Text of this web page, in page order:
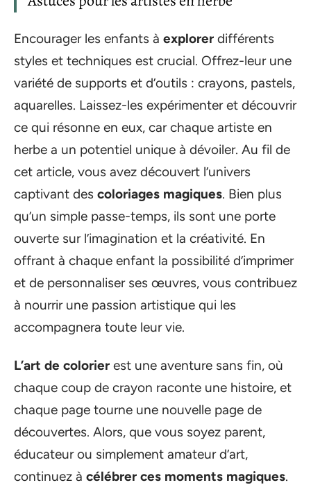
Encourager les enfants à explorer différents
styles et techniques est crucial. Offrez-leur une
variété de supports et d’outils : crayons, pastels,
aquarelles. Laissez-les expérimenter et découvrir
ce qui résonne en eux, car chaque artiste en
herbe a un potentiel unique à dévoiler. Au fil de
cet article, vous avez découvert l’univers
captivant des coloriages magiques. Bien plus
qu’un simple passe-temps, ils sont une porte
ouverte sur l’imagination et la créativité. En
offrant à chaque enfant la possibilité d’imprimer
et de personnaliser ses œuvres, vous contribuez
à nourrir une passion artistique qui les
accompagnera toute leur vie.
L’art de colorier est une aventure sans fin, où
chaque coup de crayon raconte une histoire, et
chaque page tourne une nouvelle page de
découvertes. Alors, que vous soyez parent,
éducateur ou simplement amateur d’art,
continuez à célébrer ces moments magiques.